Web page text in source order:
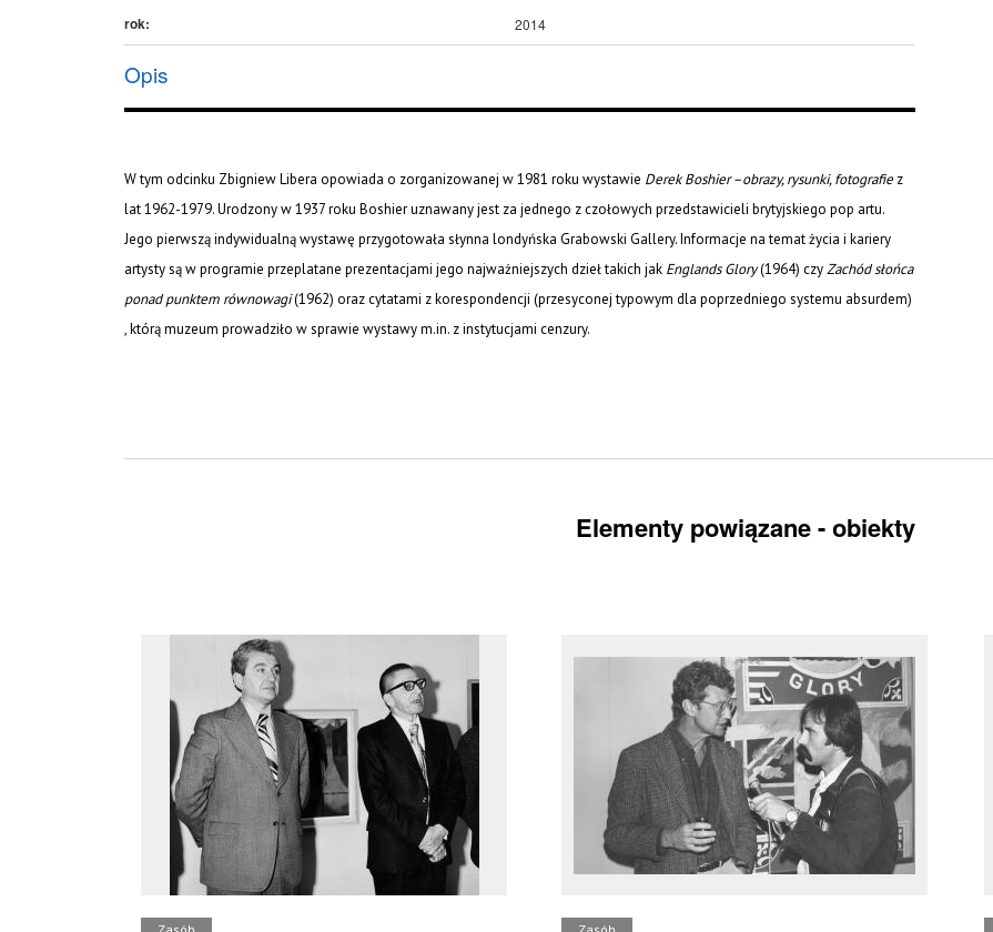
rok: 2014
Opis
W tym odcinku Zbigniew Libera opowiada o zorganizowanej w 1981 roku wystawie Derek Boshier –obrazy, rysunki, fotografie z
lat 1962-1979. Urodzony w 1937 roku Boshier uznawany jest za jednego z czołowych przedstawicieli brytyjskiego pop artu.
Jego pierwszą indywidualną wystawę przygotowała słynna londyńska Grabowski Gallery. Informacje na temat życia i kariery
artysty są w programie przeplatane prezentacjami jego najważniejszych dzieł takich jak Englands Glory(1964) czyZachód słońca
ponad punktem równowagi(1962) oraz cytatami z korespondencji (przesyconej typowym dla poprzedniego systemu absurdem)
, którą muzeum prowadziło w sprawie wystawy m.in. z instytucjami cenzury.
Elementy powiązane - obiekty